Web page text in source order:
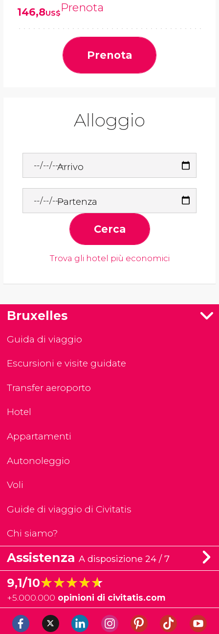
146,8US$Prenota
Prenota
Alloggio
Arrivo
Partenza
Cerca
Trova gli hotel più economici
Bruxelles
Guida di viaggio
Escursioni e visite guidate
Transfer aeroporto
Hotel
Appartamenti
Autonoleggio
Voli
Guide di viaggio di Civitatis
Chi siamo?
Assistenza A disposizione 24 / 7
9,1/10★★★★★
★★★★★
+5.000.000 opinioni di civitatis.com